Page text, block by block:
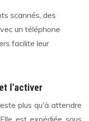
scannés, des
un téléphone
facilite leur
l'activer
plus qu'à attendre